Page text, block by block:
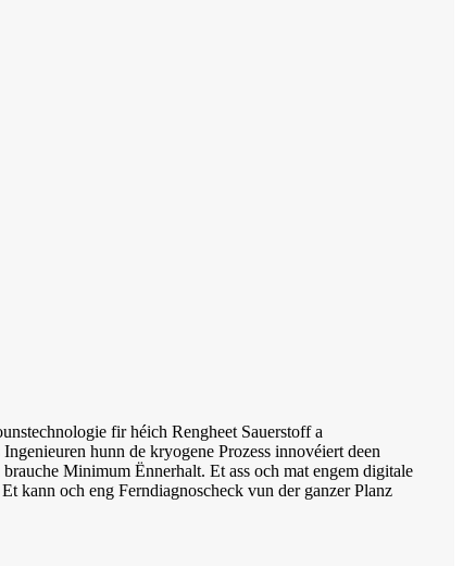
fir héich Rengheet Sauerstoff a
hunn de kryogene Prozess innovéiert deen
Minimum Ënnerhalt. Et ass och mat engem digitale
kann och eng Ferndiagnoscheck vun der ganzer Planz